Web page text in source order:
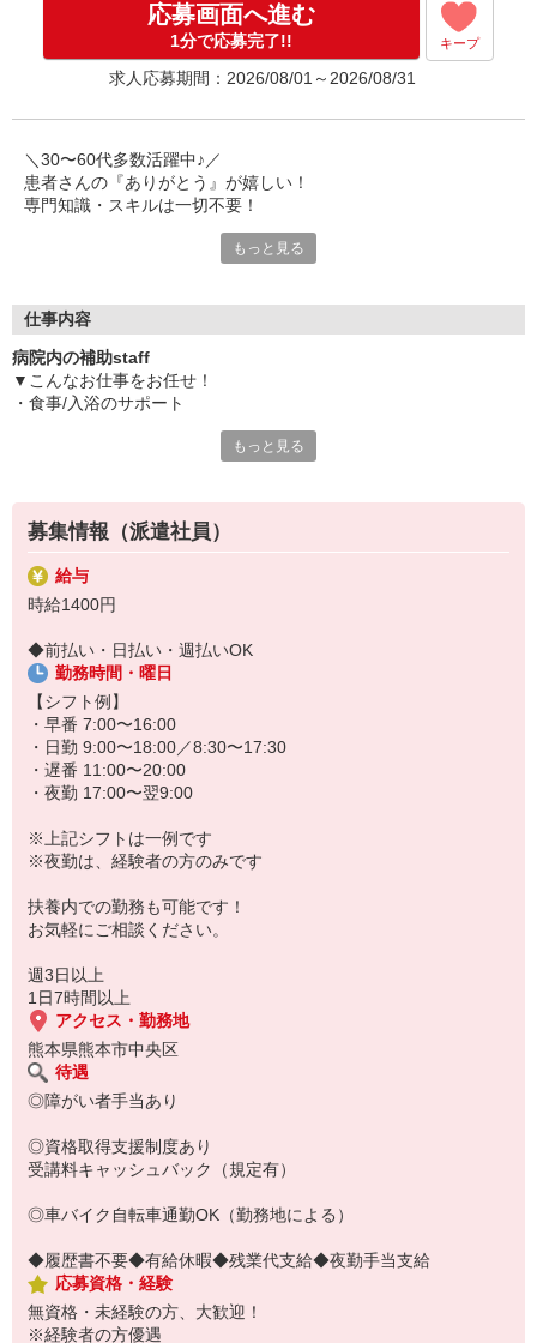
応募画面へ進む
1分で応募完了!! キープ
求人応募期間：2026/08/01～2026/08/31
＼30〜60代多数活躍中♪／
患者さんの『ありがとう』が嬉しい！
専門知識・スキルは一切不要！
看護助手（ナースエイド）の魅力はこちら♪
「自分にあった職場が知りたい」「シフトの希望がある」など、
なんでもご相談くださいね♪
もっと見る
仕事内容
病院内の補助staff
▼こんなお仕事をお任せ！
・食事/入浴のサポート
「いつも身の回りのことをしてくれて本当にありがとう」など、や
りがいに繋がる言葉をたくさんいただけます！
約7割の方が未経験スタート♪
周りの看護師さんや仲間と助け合いながら働けるから安心！
※勤務中のマスク着用可
※登録制のため、ご応募のタイミングによりご紹介可能な案件が異
なります
▼Point！
応募後は【電話面談】で手間なくお仕事紹介♪
もっと見る
募集情報（派遣社員）
給与
時給1400円
◆前払い・日払い・週払いOK
勤務時間・曜日
【シフト例】
・早番 7:00〜16:00
・日勤 9:00〜18:00／8:30〜17:30
・遅番 11:00〜20:00
・夜勤 17:00〜翌9:00
※上記シフトは一例です
※夜勤は、経験者の方のみです
扶養内での勤務も可能です！
お気軽にご相談ください。
週3日以上
1日7時間以上
アクセス・勤務地
熊本県熊本市中央区
待遇
◎障がい者手当あり
◎資格取得支援制度あり
受講料キャッシュバック（規定有）
◎車バイク自転車通勤OK（勤務地による）
◆履歴書不要◆有給休暇◆残業代支給◆夜勤手当支給
応募資格・経験
無資格・未経験の方、大歓迎！
※経験者の方優遇